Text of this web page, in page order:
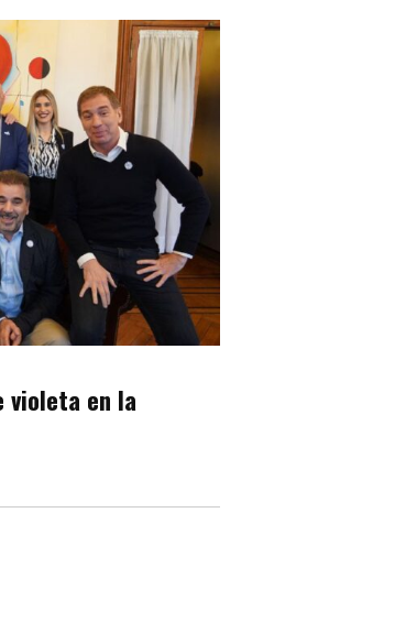
violeta en la